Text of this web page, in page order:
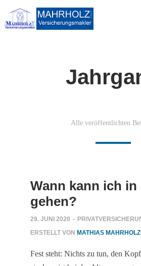
Alle veröffentlichten
Wann kann ich in
gehen?
29. JUNI 2020 -
ERSTELLT VON MATHIAS MAHRHOLZ
Fest steht: Nichts zu tun, den